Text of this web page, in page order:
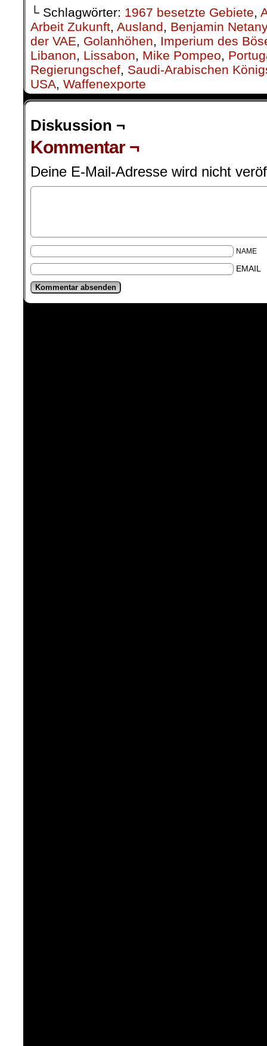
└ Schlagwörter: 1967 besetzte Gebiete,
Arbeit Zukunft, Ausland, Benjamin
der VAE, Golanhöhen, Imperium des
Libanon, Lissabon, Mike Pompeo,
Regierungschef, Saudi-Arabischen
USA, Waffenexporte
Diskussion ¬
Kommentar ¬
Deine E-Mail-Adresse wird nicht
NAME
EMAIL